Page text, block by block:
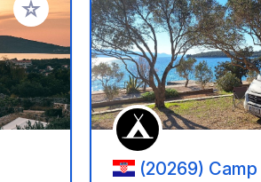
Add to your favorites
(20269) Camp